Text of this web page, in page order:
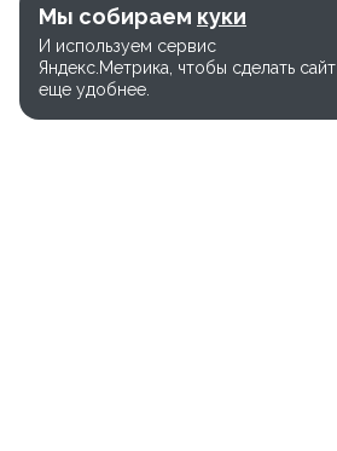
Мы собираем куки
И используем сервис
Яндекс.Метрика, чтобы сделать сайт
еще удобнее.